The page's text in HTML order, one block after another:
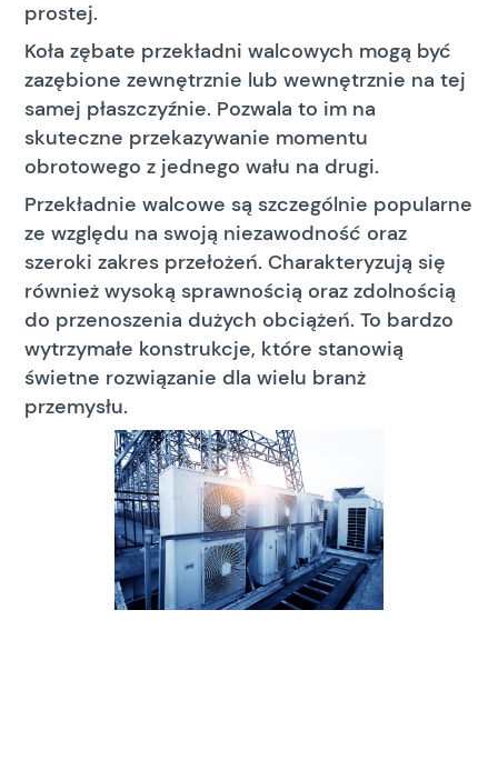
prostej.
Koła zębate przekładni walcowych mogą być
zazębione zewnętrznie lub wewnętrznie na tej
samej płaszczyźnie. Pozwala to im na
skuteczne przekazywanie momentu
obrotowego z jednego wału na drugi.
Przekładnie walcowe są szczególnie popularne
ze względu na swoją niezawodność oraz
szeroki zakres przełożeń. Charakteryzują się
również wysoką sprawnością oraz zdolnością
do przenoszenia dużych obciążeń. To bardzo
wytrzymałe konstrukcje, które stanowią
świetne rozwiązanie dla wielu branż
przemysłu.